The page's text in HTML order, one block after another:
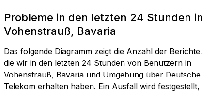
Probleme in den letzten 24 Stunden in
Vohenstrauß, Bavaria
Das folgende Diagramm zeigt die Anzahl der Berichte,
die wir in den letzten 24 Stunden von Benutzern in
Vohenstrauß, Bavaria und Umgebung über Deutsche
Telekom erhalten haben. Ein Ausfall wird festgestellt,